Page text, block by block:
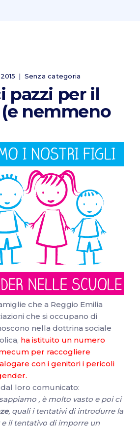
Senza categoria
pazzi per il
nemmeno
che a Reggio Emilia
che si occupano di
nella dottrina sociale
ha istituito un numero
per raccogliere
con i genitori i pericoli
.
loro comunicato:
, è molto vasto e poi ci
, quali i tentativi di introdurre la
il tentativo di imporre un